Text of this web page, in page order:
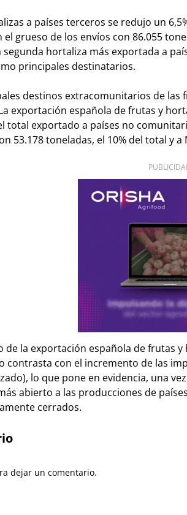
a países terceros se redujo un
grueso de los envíos con 86.055
hortaliza más exportada a
principales destinatarios.
destinos extracomunitarios de las
exportación española de frutas y
total exportado a países no
53.178 toneladas, el 10% del total y
de la exportación española de
contrasta con el incremento de las
lo que pone en evidencia, una
abierto a las producciones de
cerrados.
dejar un comentario.